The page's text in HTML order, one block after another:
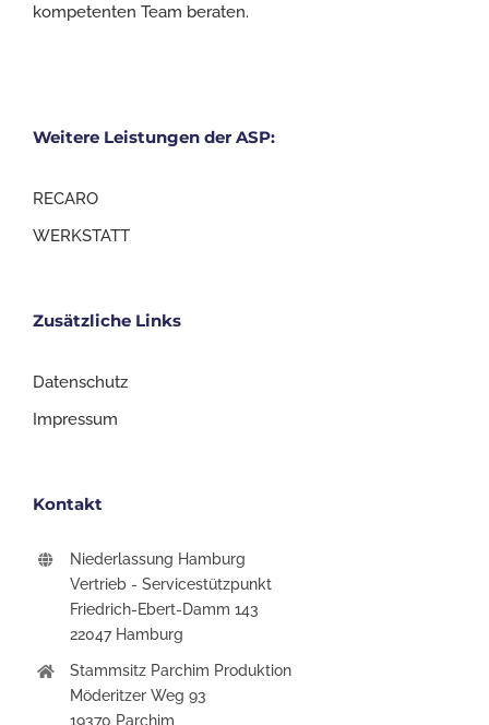
kompetenten Team beraten.
Weitere Leistungen der ASP:
RECARO
WERKSTATT
Zusätzliche Links
Datenschutz
Impressum
Kontakt
Niederlassung Hamburg
Vertrieb - Servicestützpunkt
Friedrich-Ebert-Damm 143
22047 Hamburg
Stammsitz Parchim Produktion
Möderitzer Weg 93
19370 Parchim